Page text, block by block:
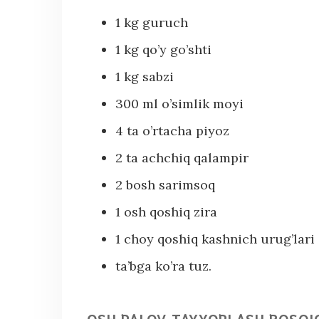
1 kg guruch
1 kg qo’y go’shti
1 kg sabzi
300 ml o’simlik moyi
4 ta o’rtacha piyoz
2 ta achchiq qalampir
2 bosh sarimsoq
1 osh qoshiq zira
1 choy qoshiq kashnich urug’lari
ta’bga ko’ra tuz.